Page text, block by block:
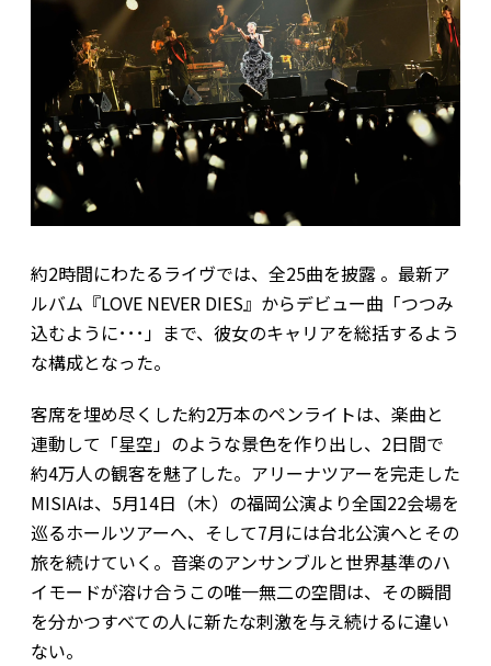
約2時間にわたるライヴでは、全25曲を披露 。最新ア
ルバム『LOVE NEVER DIES』からデビュー曲「つつみ
込むように･･･」まで、彼女のキャリアを総括するよう
な構成となった。
客席を埋め尽くした約2万本のペンライトは、楽曲と
連動して「星空」のような景色を作り出し、2日間で
約4万人の観客を魅了した。アリーナツアーを完走した
MISIAは、5月14日（木）の福岡公演より全国22会場を
巡るホールツアーへ、そして7月には台北公演へとその
旅を続けていく。音楽のアンサンブルと世界基準のハ
イモードが溶け合うこの唯一無二の空間は、その瞬間
を分かつすべての人に新たな刺激を与え続けるに違い
ない。